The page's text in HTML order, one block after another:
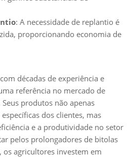
: A necessidade de replantio é
proporcionando economia de
décadas de experiência e
referência no mercado de
produtos não apenas
dos clientes, mas
e a produtividade no setor
pelos prolongadores de bitolas
, os agricultores investem em